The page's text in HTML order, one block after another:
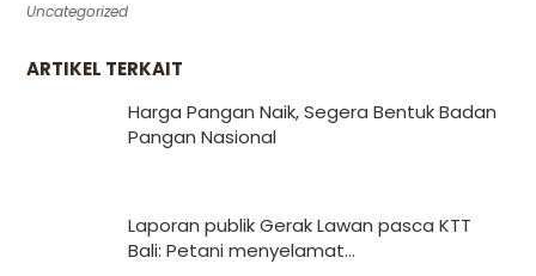
Uncategorized
ARTIKEL TERKAIT
Harga Pangan Naik, Segera Bentuk Badan
Pangan Nasional
Laporan publik Gerak Lawan pasca KTT
Bali: Petani menyelamat...